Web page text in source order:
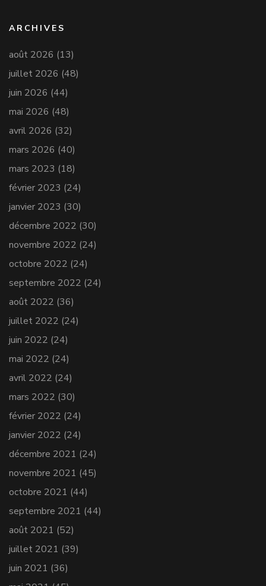
ARCHIVES
août 2026 (13)
juillet 2026 (48)
juin 2026 (44)
mai 2026 (48)
avril 2026 (32)
mars 2026 (40)
mars 2023 (18)
février 2023 (24)
janvier 2023 (30)
décembre 2022 (30)
novembre 2022 (24)
octobre 2022 (24)
septembre 2022 (24)
août 2022 (36)
juillet 2022 (24)
juin 2022 (24)
mai 2022 (24)
avril 2022 (24)
mars 2022 (30)
février 2022 (24)
janvier 2022 (24)
décembre 2021 (24)
novembre 2021 (45)
octobre 2021 (44)
septembre 2021 (44)
août 2021 (52)
juillet 2021 (39)
juin 2021 (36)